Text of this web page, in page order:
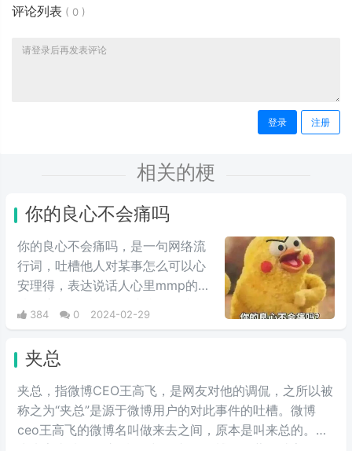
评论列表 ( 0 )
登录 注册
相关的梗
你的良心不会痛吗
你的良心不会痛吗，是一句网络流
行词，吐槽他人对某事怎么可以心
安理得，表达说话人心里mmp的心
会内疚吗，来源于热图鹦鹉兄弟表
情包，火于知乎，该词也被《咬文
嚼字》评为2017年度十大流行语之
一，现在多用于聊天中的表情包。
384 0 2024-02-29
夹总
夹总，指微博CEO王高飞，是网友对他的调侃，之所以被
称之为“夹总”是源于微博用户的对此事件的吐槽。微博
ceo王高飞的微博名叫做来去之间，原本是叫来总的。因